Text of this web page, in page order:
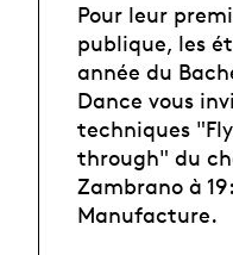
Pour leur
publique, les
année du
Dance vous
techniques
through" du
Zambrano à
Manufacture.